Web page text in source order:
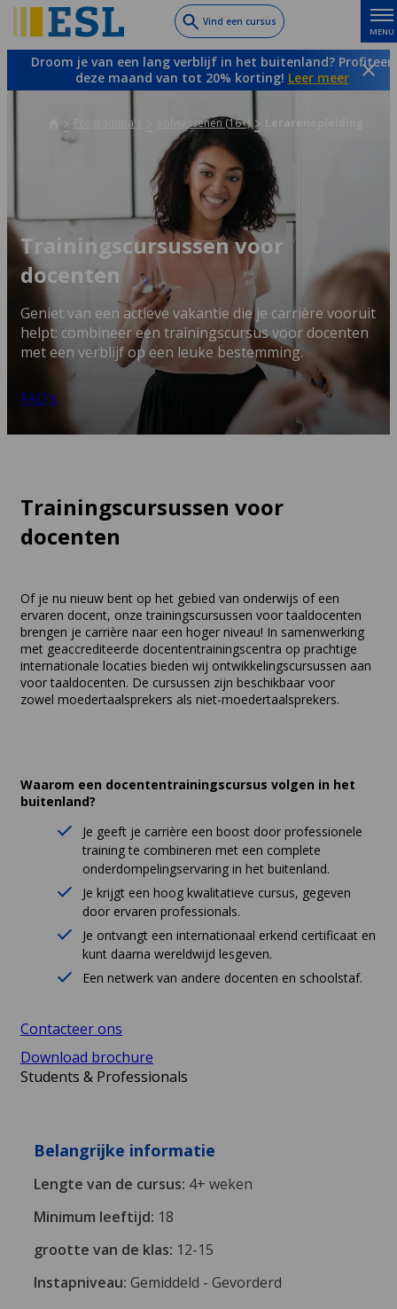
to
main
Vind een cursus
MENU
Droom je van een lang verblijf in het buitenland? Profiteer
deze maand van tot 20% korting! Leer meer
Programma's Volwassenen (16+) Lerarenopleiding
Trainingscursussen voor
docenten
Geniet van een actieve vakantie die je carrière vooruit
helpt: combineer een trainingscursus voor docenten
met een verblijf op een leuke bestemming.
FAQ's
Trainingscursussen voor
docenten
Of je nu nieuw bent op het gebied van onderwijs of een
ervaren docent, onze trainingscursussen voor taaldocenten
brengen je carrière naar een hoger niveau! In samenwerking
met geaccrediteerde docententrainingscentra op prachtige
internationale locaties bieden wij ontwikkelingscursussen aan
voor taaldocenten. De cursussen zijn beschikbaar voor
zowel moedertaalsprekers als niet-moedertaalsprekers.
Belangrijke informatie
Lengte van de cursus: 4+ weken
Minimum leeftijd: 18
grootte van de klas: 12-15
Instapniveau: Gemiddeld - Gevorderd
Waarom een docententrainingscursus volgen in het
buitenland?
Je geeft je carrière een boost door professionele
training te combineren met een complete
onderdompelingservaring in het buitenland.
Je krijgt een hoog kwalitatieve cursus, gegeven
door ervaren professionals.
Je ontvangt een internationaal erkend certificaat en
kunt daarna wereldwijd lesgeven.
Een netwerk van andere docenten en schoolstaf.
Contacteer ons
Download brochure
Students & Professionals